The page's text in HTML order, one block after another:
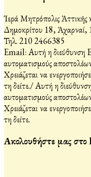
Ἱερά Μητρόπολις Ἀττικῆς
Δημοκρίτου 18, Ἀχαρναί,
Τηλ. 210 2466385
Email: Αυτή η διεύθυνση
αυτοματισμούς
Χρειάζεται να
τη δείτε./Αυτή η
αυτοματισμούς
Χρειάζεται να
τη δείτε.
Ακολουθήστε μας